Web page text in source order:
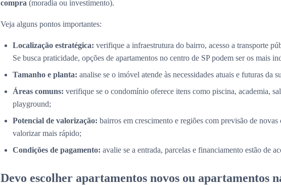
compra (moradia ou investimento).
Veja alguns pontos importantes:
Localização estratégica: verifique a infraestrutura do bairro, acesso a transporte
Se busca praticidade, opções de apartamentos no centro de SP podem ser os mais
Tamanho e planta: analise se o imóvel atende às necessidades atuais e futuras da
Áreas comuns: verifique se o condomínio oferece itens como piscina, academia,
playground;
Potencial de valorização: bairros em crescimento e regiões com previsão de
valorizar mais rápido;
Condições de pagamento: avalie se a entrada, parcelas e financiamento estão de
Devo escolher apartamentos novos ou apartamentos